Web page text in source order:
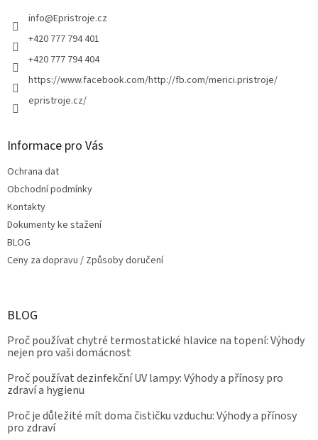
info@Epristroje.cz
+420 777 794 401
+420 777 794 404
https://www.facebook.com/http://fb.com/merici.pristroje/
epristroje.cz/
Informace pro Vás
Ochrana dat
Obchodní podmínky
Kontakty
Dokumenty ke stažení
BLOG
Ceny za dopravu / Způsoby doručení
BLOG
Proč používat chytré termostatické hlavice na topení: Výhody
nejen pro vaši domácnost
Proč používat dezinfekční UV lampy: Výhody a přínosy pro
zdraví a hygienu
Proč je důležité mít doma čističku vzduchu: Výhody a přínosy
pro zdraví